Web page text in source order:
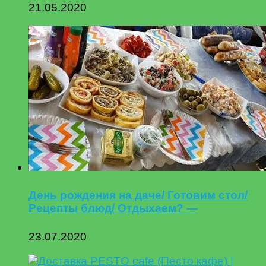
21.05.2020
День рождения на даче/ Готовим стол/
Рецепты блюд/ Отдыхаем? —
23.07.2020